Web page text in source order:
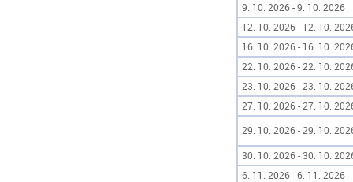
9. 10. 2026 - 9. 10. 2026
12. 10. 2026 - 12. 10.
16. 10. 2026 - 16. 10.
22. 10. 2026 - 22. 10.
23. 10. 2026 - 23. 10.
27. 10. 2026 - 27. 10.
29. 10. 2026 - 29. 10.
30. 10. 2026 - 30. 10.
6. 11. 2026 - 6. 11. 2026